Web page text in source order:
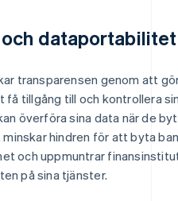
dataportabilitet
transparensen genom att
tillgång till och kontrollera
överföra sina data när de
hindren för att byta
och uppmuntrar
på sina tjänster.